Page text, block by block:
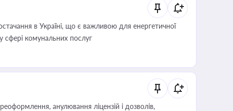
в Україні, що є важливою для енергетичної
сфері комунальних послуг
анулювання ліцензій і дозволів,